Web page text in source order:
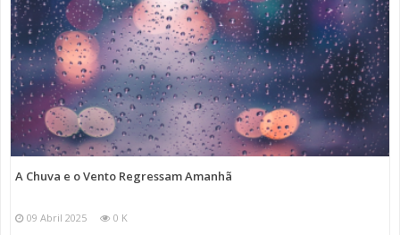
A Chuva e o Vento Regressam Amanhã
09 Abril 2025 0 K